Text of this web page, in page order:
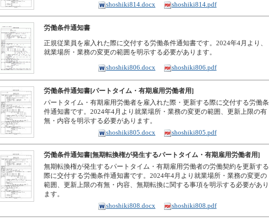
shoshiki814.docx
shoshiki814.pdf
労働条件通知書
正規従業員を雇入れた際に交付する労働条件通知書です。2024年4月より、
就業場所・業務の変更の範囲を明示する必要があります。
shoshiki806.docx
shoshiki806.pdf
労働条件通知書[パートタイム・有期雇用労働者用]
パートタイム・有期雇用労働者を雇入れた際・更新する際に交付する労働条
件通知書です。2024年4月より就業場所・業務の変更の範囲、更新上限の有
無・内容を明示する必要があります。
shoshiki805.docx
shoshiki805.pdf
労働条件通知書[無期転換権が発生するパートタイム・有期雇用労働者用]
無期転換権が発生するパートタイム・有期雇用労働者の労働契約を更新する
際に交付する労働条件通知書です。2024年4月より就業場所・業務の変更の
範囲、更新上限の有無・内容、無期転換に関する事項を明示する必要があり
ます。
shoshiki808.docx
shoshiki808.pdf